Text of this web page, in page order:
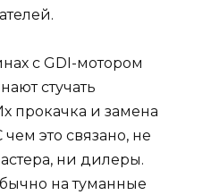
с GDI-мотором
стучать
прокачка и замена
это связано, не
ни дилеры.
на туманные